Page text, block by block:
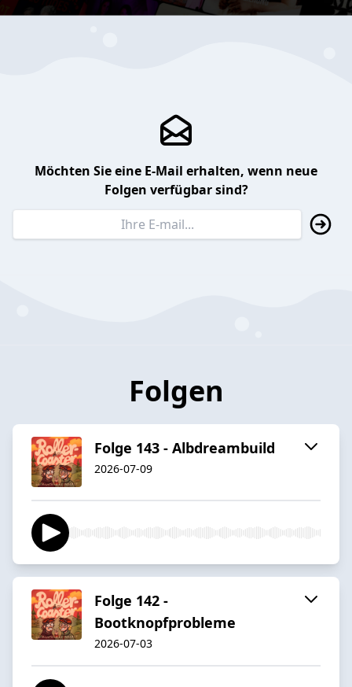
Möchten Sie eine E-Mail erhalten, wenn neue
Folgen verfügbar sind?
Folgen
Folge 143 - Albdreambuild
2026-07-09
Folge 142 -
Bootknopfprobleme
2026-07-03